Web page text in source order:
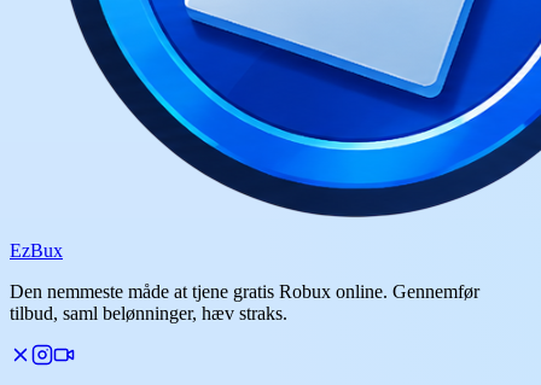
EzBux
Den nemmeste måde at tjene gratis Robux online. Gennemfør
tilbud, saml belønninger, hæv straks.